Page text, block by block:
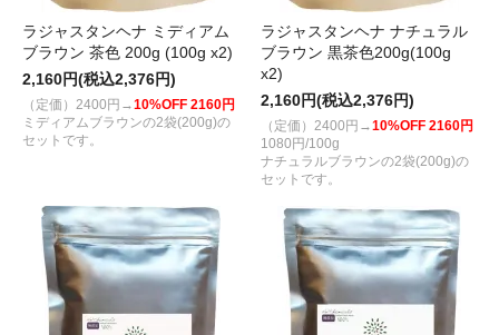
ラジャスタンヘナ ミディアム
ブラウン 茶色 200g (100g x2)
2,160円(税込2,376円)
（定価）2400円→10%OFF 2160円
ミディアムブラウンの2袋(200g)の
セットです。
ラジャスタンヘナ ナチュラル
ブラウン 黒茶色200g(100g
x2)
2,160円(税込2,376円)
（定価）2400円→10%OFF 2160円
1080円/100g
ナチュラルブラウンの2袋(200g)の
セットです。